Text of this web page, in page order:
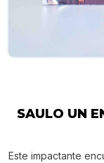
SAULO UN
Este impactante